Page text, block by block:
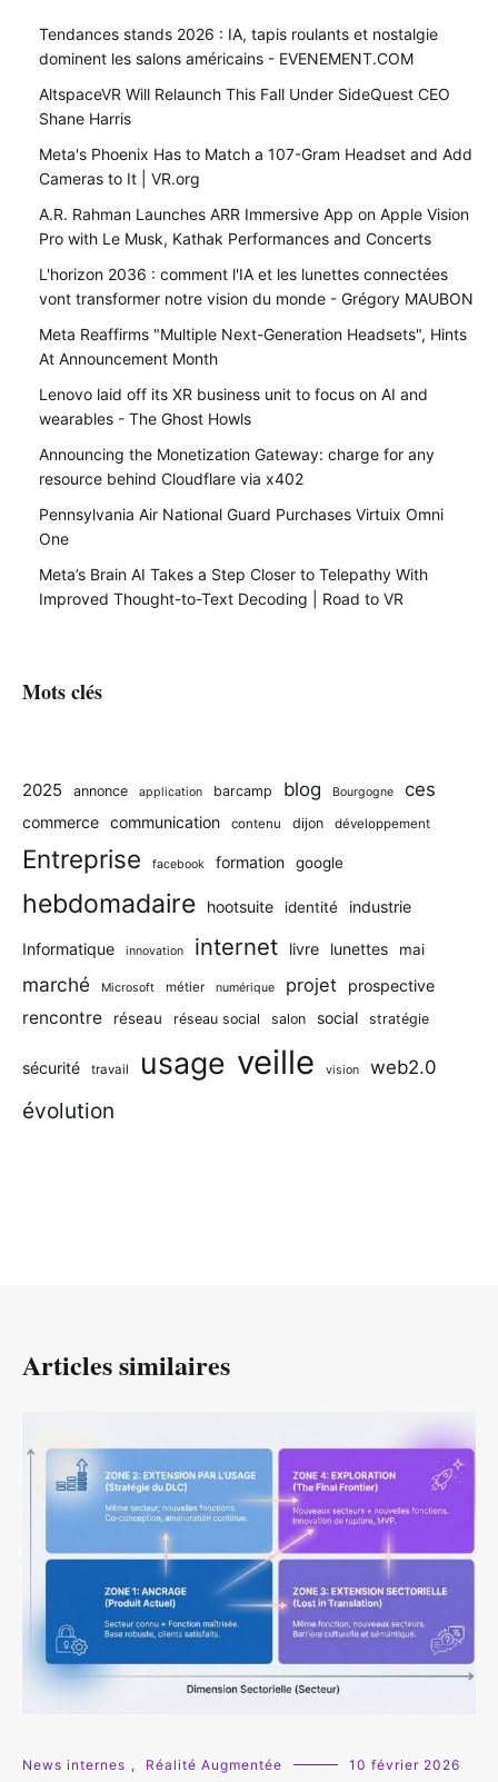
Tendances stands 2026 : IA, tapis roulants et nostalgie
dominent les salons américains - EVENEMENT.COM
AltspaceVR Will Relaunch This Fall Under SideQuest CEO
Shane Harris
Meta's Phoenix Has to Match a 107-Gram Headset and Add
Cameras to It | VR.org
A.R. Rahman Launches ARR Immersive App on Apple Vision
Pro with Le Musk, Kathak Performances and Concerts
L'horizon 2036 : comment l'IA et les lunettes connectées
vont transformer notre vision du monde - Grégory MAUBON
Meta Reaffirms "Multiple Next-Generation Headsets", Hints
At Announcement Month
Lenovo laid off its XR business unit to focus on AI and
wearables - The Ghost Howls
Announcing the Monetization Gateway: charge for any
resource behind Cloudflare via x402
Pennsylvania Air National Guard Purchases Virtuix Omni
One
Meta’s Brain AI Takes a Step Closer to Telepathy With
Improved Thought-to-Text Decoding | Road to VR
Mots clés
2025 annonce application barcamp blog Bourgogne ces
commerce communication contenu dijon développement
Entreprise facebook formation google
hebdomadaire hootsuite identité industrie
Informatique innovation internet livre lunettes mai
marché Microsoft métier numérique projet prospective
rencontre réseau réseau social salon social stratégie
sécurité travail usage veille vision web2.0
évolution
Articles similaires
News internes , Réalité Augmentée 10 février 2026